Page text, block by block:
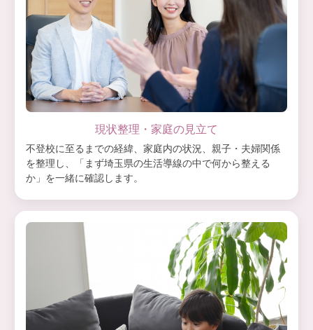
現状整理・家庭の見立て
不登校に至るまでの経緯、家庭内の状況、親子・夫婦関係
を整理し、「まず埼玉県の生活導線の中で何から整える
か」を一緒に確認します。